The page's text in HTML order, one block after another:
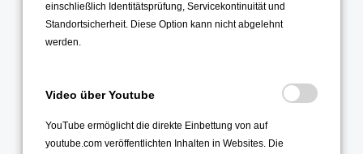
Juni 2026
Mai 2026
März 2026
Januar 2026
einschließlich Identitätsprüfung, Servicekontinuität und
Standortsicherheit. Diese Option kann nicht abgelehnt
werden.
Video über Youtube
YouTube ermöglicht die direkte Einbettung von auf
youtube.com veröffentlichten Inhalten in Websites. Die